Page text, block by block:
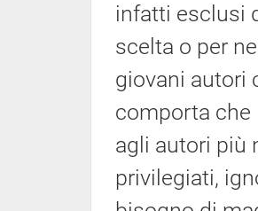
infatti esclusi
scelta o per
giovani autori
comporta che
agli autori più
privilegiati,